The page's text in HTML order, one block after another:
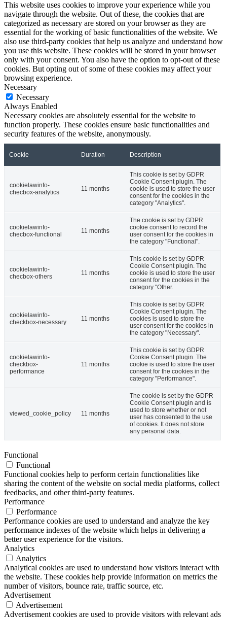
This website uses cookies to improve your experience while you
navigate through the website. Out of these, the cookies that are
categorized as necessary are stored on your browser as they are
essential for the working of basic functionalities of the website. We
also use third-party cookies that help us analyze and understand how
you use this website. These cookies will be stored in your browser
only with your consent. You also have the option to opt-out of these
cookies. But opting out of some of these cookies may affect your
browsing experience.
Necessary
Necessary
Always Enabled
Necessary cookies are absolutely essential for the website to
function properly. These cookies ensure basic functionalities and
security features of the website, anonymously.
Cookie Duration Description
cookielawinfo-
checbox-analytics
11 months
This cookie is set by GDPR
Cookie Consent plugin. The
cookie is used to store the user
consent for the cookies in the
category "Analytics".
cookielawinfo-
checbox-functional
11 months
The cookie is set by GDPR
cookie consent to record the
user consent for the cookies in
the category "Functional".
cookielawinfo-
checbox-others
11 months
This cookie is set by GDPR
Cookie Consent plugin. The
cookie is used to store the user
consent for the cookies in the
category "Other.
cookielawinfo-
checkbox-necessary
11 months
This cookie is set by GDPR
Cookie Consent plugin. The
cookies is used to store the
user consent for the cookies in
the category "Necessary".
cookielawinfo-
checkbox-
performance
11 months
This cookie is set by GDPR
Cookie Consent plugin. The
cookie is used to store the user
consent for the cookies in the
category "Performance".
viewed_cookie_policy 11 months
The cookie is set by the GDPR
Cookie Consent plugin and is
used to store whether or not
user has consented to the use
of cookies. It does not store
any personal data.
Functional
Functional
Functional cookies help to perform certain functionalities like
sharing the content of the website on social media platforms, collect
feedbacks, and other third-party features.
Performance
Performance
Performance cookies are used to understand and analyze the key
performance indexes of the website which helps in delivering a
better user experience for the visitors.
Analytics
Analytics
Analytical cookies are used to understand how visitors interact with
the website. These cookies help provide information on metrics the
number of visitors, bounce rate, traffic source, etc.
Advertisement
Advertisement
Advertisement cookies are used to provide visitors with relevant ads